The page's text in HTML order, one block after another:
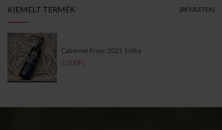
KIEMELT TERMÉK [RÉSZLETEK]
Cabernet Franc 2021 Szőke
5.300Ft